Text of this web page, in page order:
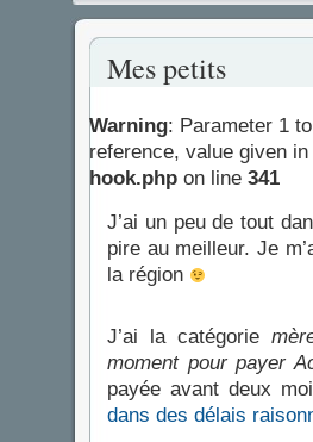
Mes petits
Warning: Parameter 1
reference, value given in
hook.php on line 341
J’ai un peu de tout
pire au meilleur. Je
la région
J’ai la catégorie
moment pour payer
payée avant deux
dans des délais